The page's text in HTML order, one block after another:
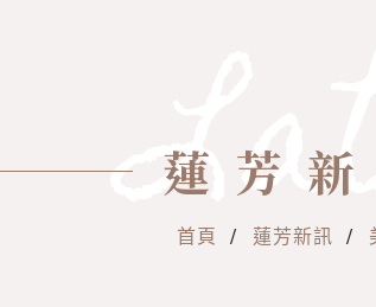
蓮芳新
首頁 / 蓮芳新訊 /